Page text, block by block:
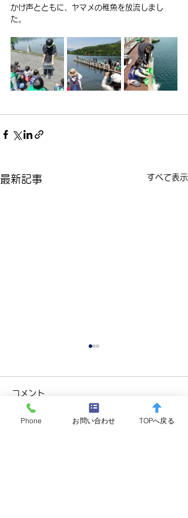
かけ声とともに、ヤマメの稚魚を放流しまし
た。
最新記事 すべて表示
コメント
Phone お問い合わせ TOPへ戻る